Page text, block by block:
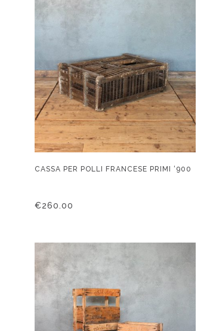
CASSA PER POLLI FRANCESE PRIMI ‘900
€260.00